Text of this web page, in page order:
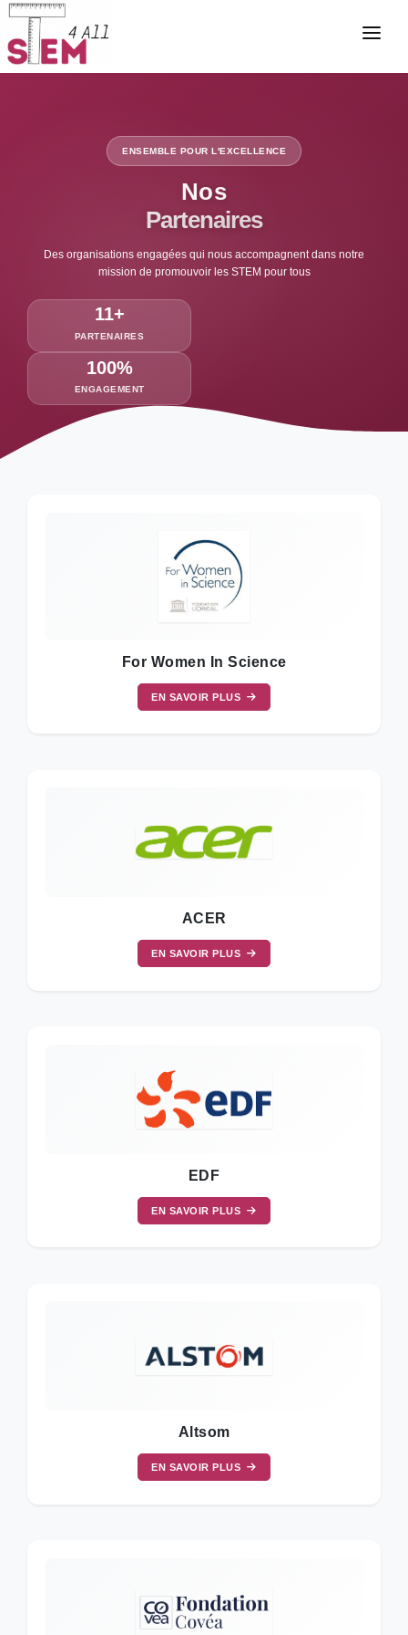
ACCUEIL
NOS ÉVÉNEMENTS
PARTENAIRES
ACTUALITÉS
ACCÈS BÉNÉVOLE
CONTACT
ENSEMBLE POUR L'EXCELLENCE
Nos
Partenaires
Des organisations engagées qui nous accompagnent dans notre
mission de promouvoir les STEM pour tous
11+
PARTENAIRES
100%
ENGAGEMENT
For Women In Science
EN SAVOIR PLUS
ACER
EN SAVOIR PLUS
EDF
EN SAVOIR PLUS
Altsom
EN SAVOIR PLUS